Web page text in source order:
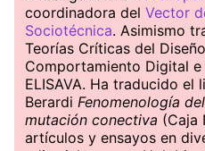
coordinadora del Vector
Sociotécnica. Asimismo
Teorías Críticas del
Comportamiento Digital
ELISAVA. Ha traducido el
Berardi Fenomenología
mutación conectiva (Caja
artículos y ensayos en